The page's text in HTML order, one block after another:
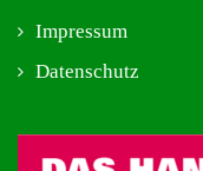
Impressum
Datenschutz